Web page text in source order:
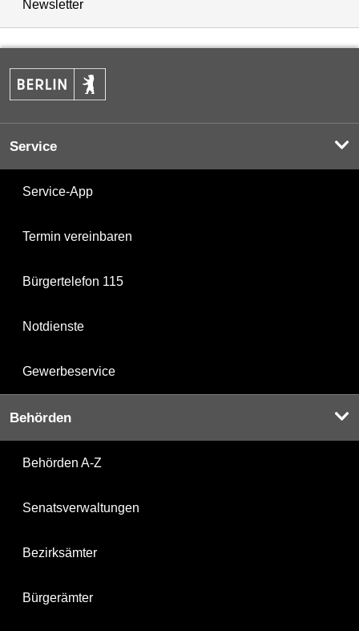
Newsletter
Service
Service-App
Termin vereinbaren
Bürgertelefon 115
Notdienste
Gewerbeservice
Behörden
Behörden A-Z
Senatsverwaltungen
Bezirksämter
Bürgerämter